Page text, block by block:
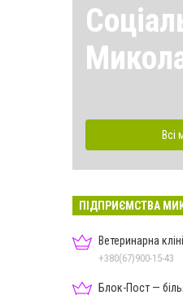
Всі
ПІДПРИЄМСТВА
Ветеринарна
+380(67)900-15-43
Блок-Пост —